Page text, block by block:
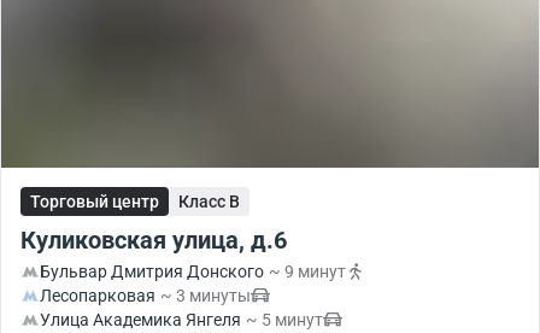
Торговый центр Класс B
Куликовская улица, д.6
Бульвар Дмитрия Донского ~ 9 минут
Лесопарковая ~ 3 минуты
Улица Академика Янгеля ~ 5 минут